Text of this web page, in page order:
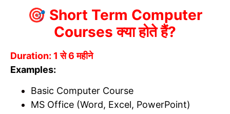
🎯 Short Term Computer
Courses क्या होते हैं?
Duration: 1 से 6 महीने
Examples:
Basic Computer Course
MS Office (Word, Excel, PowerPoint)